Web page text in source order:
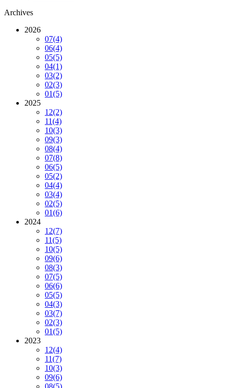
Archives
2026
07(4)
06(4)
05(5)
04(1)
03(2)
02(3)
01(5)
2025
12(2)
11(4)
10(3)
09(3)
08(4)
07(8)
06(5)
05(2)
04(4)
03(4)
02(5)
01(6)
2024
12(7)
11(5)
10(5)
09(6)
08(3)
07(5)
06(6)
05(5)
04(3)
03(7)
02(3)
01(5)
2023
12(4)
11(7)
10(3)
09(6)
08(5)